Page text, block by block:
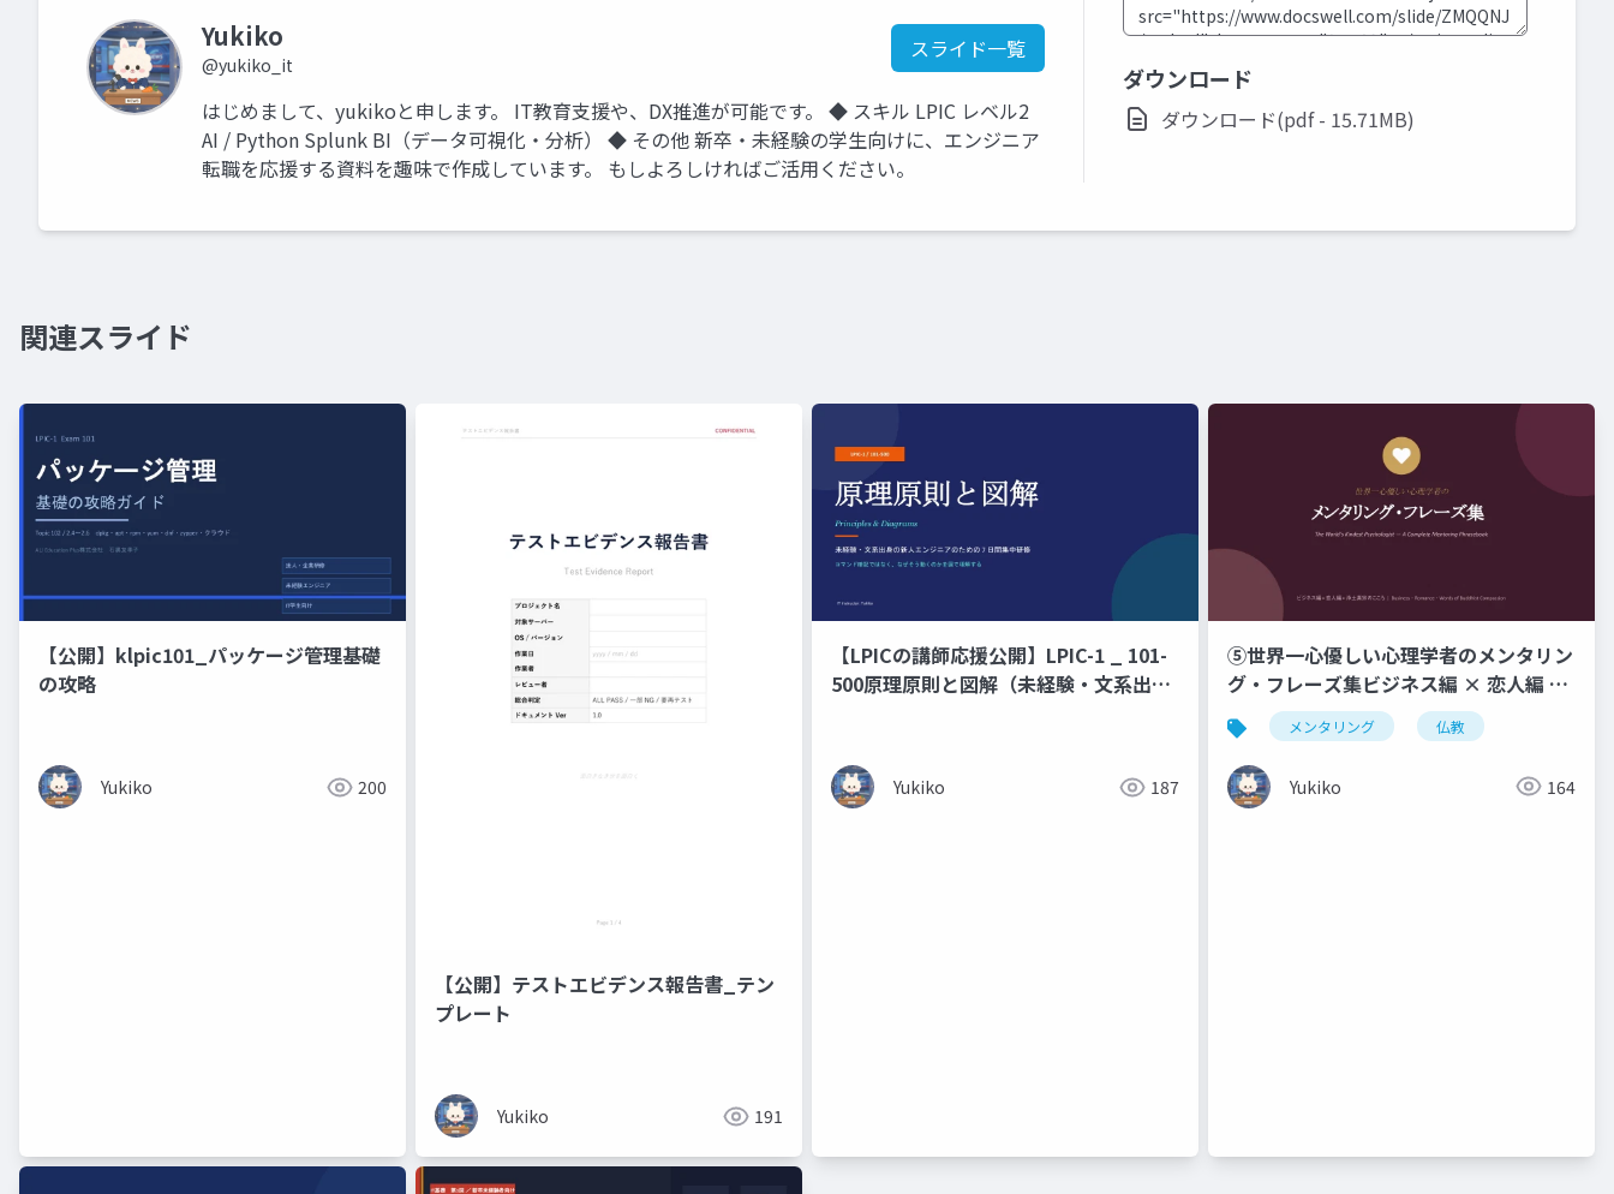
Yukiko
@yukiko_it
スライド一覧
はじめまして、yukikoと申します。 IT教育支援や、DX推進が可能です。 ◆ スキル LPIC レベル2
AI / Python Splunk BI（データ可視化・分析） ◆ その他 新卒・未経験の学生向けに、エンジニア
転職を応援する資料を趣味で作成しています。 もしよろしければご活用ください。
ダウンロード
ダウンロード(pdf - 15.71MB)
関連スライド
【公開】klpic101_パッケージ管理基礎
の攻略
Yukiko 200
【公開】テストエビデンス報告書_テン
プレート
Yukiko 191
【LPICの講師応援公開】LPIC-1 _ 101-
500原理原則と図解（未経験・文系出身
くのかを図で理解する編
Yukiko 187
⑤世界一心優しい心理学者のメンタリン
グ・フレーズ集ビジネス編 × 恋人編 ×
浄土真宗のこころ _ Business ・
Romance ・ Words of Buddhist
Compassion
メンタリング 仏教
Yukiko 164